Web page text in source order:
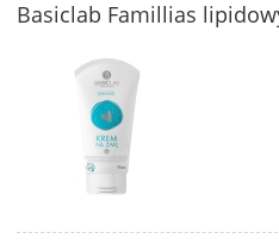
Basiclab Famillias